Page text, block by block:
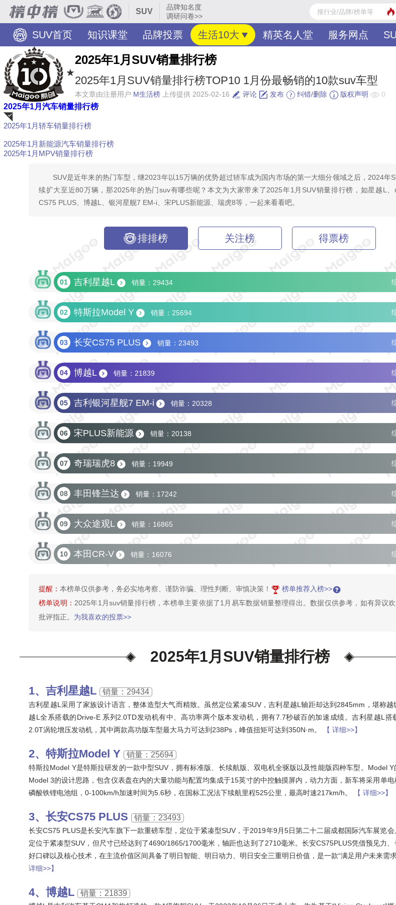
SUV
品牌知名度
调研问卷>>
SUV首页 知识课堂 品牌投票 生活10大 精英名人堂 服务网点
★
2025年1月SUV销量排行榜
2025年1月SUV销量排行榜TOP10 1月份最畅销的10款suv车型
本文章由注册用户 M生活榜 上传提供 2025-02-16 评论 发布 纠错/删除 版权声明 0
2025年1月汽车销量排行榜
2025年1月轿车销量排行榜
2025年1月新能源汽车销量排行榜
2025年1月MPV销量排行榜
SUV是近年来的热门车型，继2023年以15万辆的优势超过轿车成为国内市场的第一大细分领域之后，2024年
续扩大至近80万辆，那2025年的热门suv有哪些呢？本文为大家带来了2025年1月SUV销量排行榜，如星越L
CS75 PLUS、博越L、银河星舰7 EM-i、宋PLUS新能源、瑞虎8等，一起来看看吧。
排排榜 关注榜 得票榜
01 吉利星越L 销量：29434
02 特斯拉Model Y 销量：25694
03 长安CS75 PLUS 销量：23493
04 博越L 销量：21839
05 吉利银河星舰7 EM-i 销量：20328
06 宋PLUS新能源 销量：20138
07 奇瑞瑞虎8 销量：19949
08 丰田锋兰达 销量：17242
09 大众途观L 销量：16865
10 本田CR-V 销量：16076
提醒： 本榜单仅供参考，务必实地考察、谨防诈骗、理性判断、审慎决策！
榜单推荐入榜>>
榜单说明：2025年1月suv销量排行榜，本榜单主要依据了1月易车数据销量整理得出。数据仅供参考，如有异议
批评指正。 为我喜欢的投票>>
2025年1月SUV销量排行榜
吉利星越L 销量：29434
吉利星越L采用了家族设计语言，整体造型大气而精致。虽然定位紧凑SUV，吉利星越L轴距却达到2845mm，堪称越
越L全系搭载的Drive-E 系列2.0TD发动机有中、高功率两个版本发动机，拥有7.7秒破百的加速成绩。吉利星越L搭
2.0T涡轮增压发动机，其中两款高功版车型最大马力可达到238Ps，峰值扭矩可达到350N·m。
【 详细>>】
特斯拉Model Y 销量：25694
特斯拉Model Y是特斯拉研发的一款中型SUV，拥有标准版、长续航版、双电机全驱版以及性能版四种车型。Model Y
Model 3的设计思路，包含仪表盘在内的大量功能与配置均集成于15英寸的中控触摸屏内，动力方面，新车将采用单电
磷酸铁锂电池组，0-100km/h加速时间为5.6秒，在国标工况法下续航里程525公里，最高时速217km/h。
【 详细>>】
长安CS75 PLUS 销量：23493
长安CS75 PLUS是长安汽车旗下一款重磅车型，定位于紧凑型SUV，于2019年9月5日第二十二届成都国际汽车展览
定位于紧凑型SUV，但尺寸已经达到了4690/1865/1700毫米，轴距也达到了2710毫米。长安CS75PLUS凭借预见力、
好口碑以及核心技术，在主流价值区间具备了明日智能、明日动力、明日安全三重明日价值，是一款“满足用户未来需
详细>>】
博越L 销量：21839